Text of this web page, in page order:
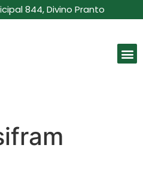
844, Divino Pranto